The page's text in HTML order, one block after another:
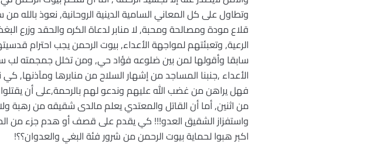
وتطاول على كل المعاني السامية الدينية الروحانية, نعوذ
قلاع مودة ومصالحة ومحبة, لا منابر لدعاة الكره والحقد وزرع
الرعية, وتعبئتهم لمواجهة الأعداء, بيوت الرحمن يجب احترام
سابقا وأقولها لمن بين ضلوعه فؤاد حي, ومن تخلل جمجمته لب
الأعداء ,جنبنا المساجد من إشهار السلاح من منابرها
فهل يراهن من غضب الله عليهم وندعو لهم بالرحمة,على أن
من اثنين, أما أن القاتل والمعتدي يعلم مالدى شقيقه من رهبة
واستفزاز الشقيق العدو!!! كي يقدم على قصف أو هدم جزء من
اكبر هبوا لحماية بيوت الرحمن من شرور فئة البغي والعدوان؟؟!